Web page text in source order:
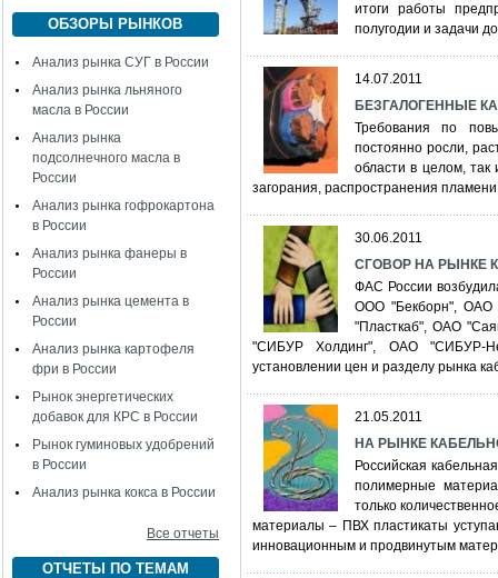
ОБЗОРЫ РЫНКОВ
Анализ рынка СУГ в России
Анализ рынка льняного
масла в России
Анализ рынка
подсолнечного масла в
России
Анализ рынка гофрокартона
в России
Анализ рынка фанеры в
России
Анализ рынка цемента в
России
Анализ рынка картофеля
фри в России
Рынок энергетических
добавок для КРС в России
Рынок гуминовых удобрений
в России
Анализ рынка кокса в России
Все отчеты
ОТЧЕТЫ ПО ТЕМАМ
итоги работы
полугодии и задачи
14.07.2011
БЕЗГАЛОГЕННЫЕ
Требования по
постоянно росли,
области в целом, так
загорания, распространения
30.06.2011
СГОВОР НА РЫНКЕ
ФАС России
ООО "Бекборн", ОАО
"Пласткаб", ОАО
"СИБУР Холдинг", ОАО "СИБУР-
установлении цен и разделу рынка
21.05.2011
НА РЫНКЕ
Российская
полимерные
только
материалы – ПВХ пластикаты
инновационным и продвинутым